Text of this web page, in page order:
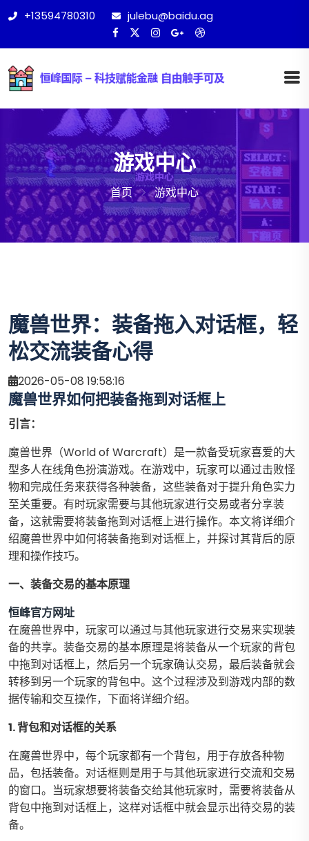
+13594780310 julebu@baidu.ag
游戏中心
首页 游戏中心
魔兽世界：装备拖入对话框，轻
松交流装备心得
2026-05-08 19:58:16
魔兽世界如何把装备拖到对话框上
引言：
魔兽世界（World of Warcraft）是一款备受玩家喜爱的大
型多人在线角色扮演游戏。在游戏中，玩家可以通过击败怪
物和完成任务来获得各种装备，这些装备对于提升角色实力
至关重要。有时玩家需要与其他玩家进行交易或者分享装
备，这就需要将装备拖到对话框上进行操作。本文将详细介
绍魔兽世界中如何将装备拖到对话框上，并探讨其背后的原
理和操作技巧。
一、装备交易的基本原理
恒峰官方网址
在魔兽世界中，玩家可以通过与其他玩家进行交易来实现装
备的共享。装备交易的基本原理是将装备从一个玩家的背包
中拖到对话框上，然后另一个玩家确认交易，最后装备就会
转移到另一个玩家的背包中。这个过程涉及到游戏内部的数
据传输和交互操作，下面将详细介绍。
1. 背包和对话框的关系
在魔兽世界中，每个玩家都有一个背包，用于存放各种物
品，包括装备。对话框则是用于与其他玩家进行交流和交易
的窗口。当玩家想要将装备交给其他玩家时，需要将装备从
背包中拖到对话框上，这样对话框中就会显示出待交易的装
备。